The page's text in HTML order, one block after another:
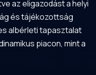
az eligazodást a helyi
és tájékozottság
albérleti tapasztalat
piacon, mint a